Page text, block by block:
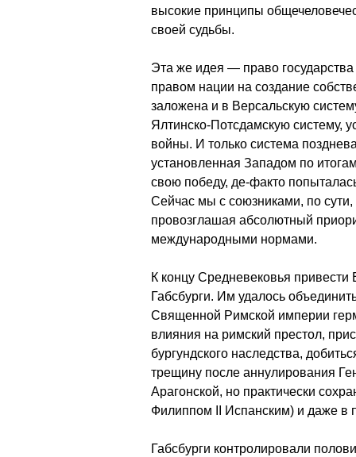
высокие принципы
своей судьбы.
Эта же идея — право
правом нации на создание
заложена и в Версальскую
Ялтинско-Потсдамскую систему,
войны. И только система
установленная Западом по
свою победу, де-факто
Сейчас мы с союзниками, по
провозглашая абсолютный
международными нормами.
К концу Средневековья
Габсбурги. Им удалось
Священной Римской империи
влияния на римский престол,
бургундского наследства,
трещину после аннулирования
Арагонской, но практически
Филиппом II Испанским) и даже в
Габсбурги контролировали